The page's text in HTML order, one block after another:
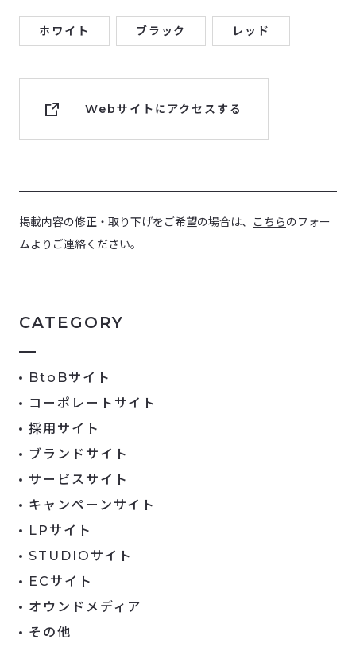
ホワイト ブラック レッド
Webサイトにアクセスする
掲載内容の修正・取り下げをご希望の場合は、 こちらのフォー
ムよりご連絡ください。
CATEGORY
BtoBサイト
コーポレートサイト
採用サイト
ブランドサイト
サービスサイト
キャンペーンサイト
LPサイト
STUDIOサイト
ECサイト
オウンドメディア
その他